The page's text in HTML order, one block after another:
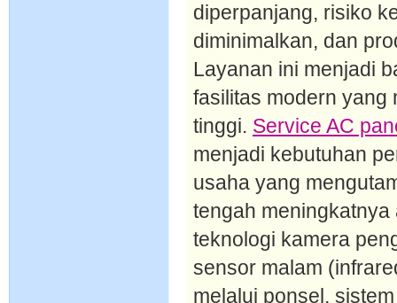
diperpanjang, risiko
diminimalkan, dan
Layanan ini menjadi
fasilitas modern yang
tinggi. Service AC
menjadi kebutuhan
usaha yang
tengah
teknologi kamera
sensor malam
melalui ponsel,